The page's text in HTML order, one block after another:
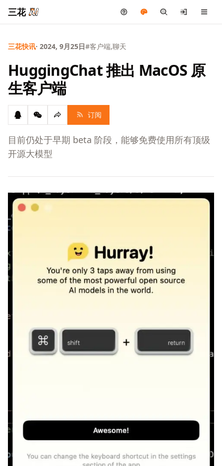
三花
三花快讯· 2024, 9月25日#客户端,聊天
HuggingChat 推出 MacOS 原
生客户端
订阅
目前仍处于早期 beta 阶段，能够免费使用所有顶级
开源大模型